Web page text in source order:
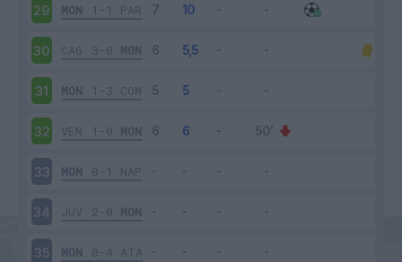
29 MON 1-1 PAR
30 CAG 3-0 MON
31 MON 1-3 COM
32 VEN 1-0 MON
33 MON 0-1 NAP
34 JUV 2-0 MON
35 MON 0-4 ATA